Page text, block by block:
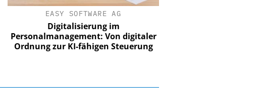
EASY SOFTWARE AG
Digitalisierung im
Personalmanagement: Von digitaler
Ordnung zur KI-fähigen Steuerung